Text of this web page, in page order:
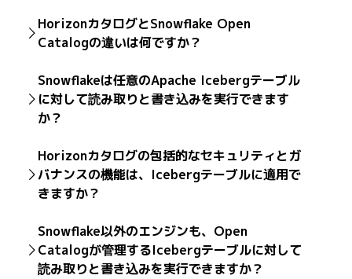
Snowflake Open Catalogは、Apache Polaris向けのマ
ネージドサービスです。また、ユーザー認可フローを管
理し、データ、エンジン、オープンカタログ間のプライ
ライズグレードのセキュリティ機能も備えています。
Open API仕様を実装したカタログです。このAPIは、統
合の柔軟性を実現する標準インターフェイスを提供しま
Apache Polarisは、ベンダーニュートラルなオープン
ソースカタログです。Polarisには、Iceberg REST API
やその他のカタログAPIの実装が含まれています。
HorizonカタログとSnowflake Open
Catalogの違いは何ですか？
フォーム内のすべてのデータアセットにわたって統合さ
れたガバナンス、セキュリティ、ディスカバリー機能を
提供します。Snowflake Horizonカタログは、Snowflake
Snowflake Open Catalogは、ベンダーニュートラルな
オープンソースカタログであるApache Polarisのための
マネージドサービスです。Apache PolarisとSnowflake
制御と読み取りと書き込みの相互運用性を提供します。
Open Catalogによって管理されるIcebergテーブルは、
Snowflakeによって外部管理されます。
Snowflakeは任意のApache Icebergテーブル
に対して読み取りと書き込みを実行できます
か？
パフォーマンス、信頼性、AI、セキュリティ機能を、
Snowflakeマネージドと外部マネージドのいずれの
Icebergテーブルにも拡張できるように設計されていま
一般提供が開始されます。
Horizonカタログの包括的なセキュリティとガ
バナンスの機能は、Icebergテーブルに適用で
きますか？
ると、Snowflake Horizonカタログの堅牢な組み込みの
セキュリティとガバナンスのフレームワークを利用でき
るというメリットを得られます。これには、Fine-
Snowflake以外のエンジンも、Open
Catalogが管理するIcebergテーブルに対して
読み取りと書き込みを実行できますか？